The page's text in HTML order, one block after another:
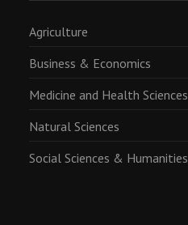
Agriculture
Business & Economics
Medicine and Health Sciences
Natural Sciences
Social Sciences & Humanities